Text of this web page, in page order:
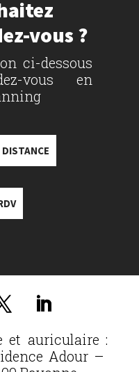
vous ?
ci-dessous
vous en
et auriculaire :
Adour –